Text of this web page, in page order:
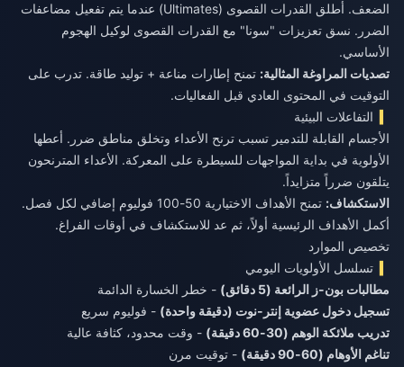
الضعف. أطلق القدرات القصوى (Ultimates) عندما يتم تفعيل مضاعفات
الضرر. نسق تعزيزات "سونا" مع القدرات القصوى لوكيل الهجوم
الأساسي.
تصديات المراوغة المثالية: تمنح إطارات مناعة + توليد طاقة. تدرب على
التوقيت في المحتوى العادي قبل الفعاليات.
التفاعلات البيئية
الأجسام القابلة للتدمير تسبب ترنح الأعداء وتخلق مناطق ضرر. أعطها
الأولوية في بداية المواجهات للسيطرة على المعركة. الأعداء المترنحون
يتلقون ضرراً متزايداً.
الاستكشاف:
تمنح الأهداف الاختيارية 50-100 فوليوم إضافي لكل فصل.
أكمل الأهداف الرئيسية أولاً، ثم عد للاستكشاف في أوقات الفراغ.
تخصيص الموارد
تسلسل الأولويات اليومي
مطالبات بون-ز الرائعة (5 دقائق)
- خطر الخسارة الدائمة
تسجيل دخول عضوية إنتر-نوت (دقيقة واحدة) - فوليوم سريع
تدريب ملائكة الوهم (30-60 دقيقة)
- وقت محدود، كثافة عالية
تناغم الأوهام (60-90 دقيقة)
- توقيت مرن